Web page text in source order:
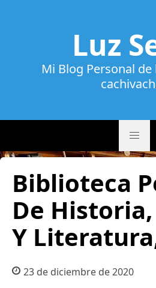
Luz
Mi Blog Personal
Biblioteca
De
Y
23 de diciembre de 2020